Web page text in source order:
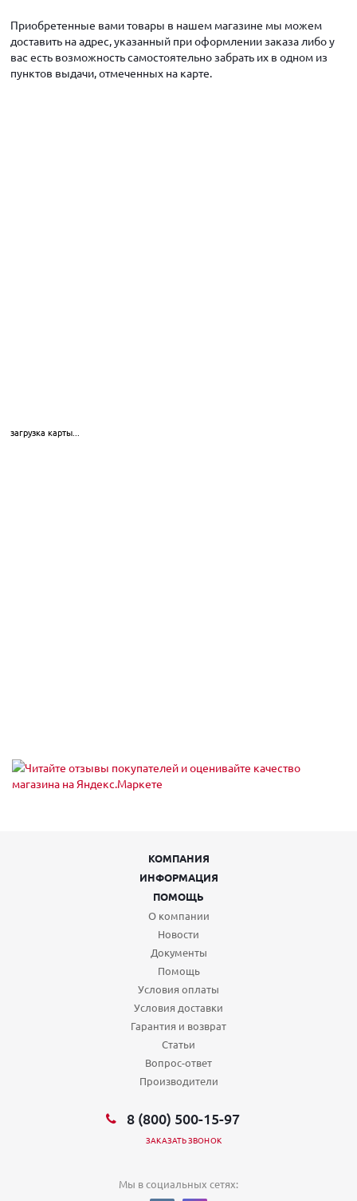
Приобретенные вами товары в нашем магазине мы можем
доставить на адрес, указанный при оформлении заказа либо у
вас есть возможность самостоятельно забрать их в одном из
пунктов выдачи, отмеченных на карте.
загрузка карты...
КОМПАНИЯ
ИНФОРМАЦИЯ
ПОМОЩЬ
О компании
Новости
Документы
Помощь
Условия оплаты
Условия доставки
Гарантия и возврат
Статьи
Вопрос-ответ
Производители
8 (800) 500-15-97
ЗАКАЗАТЬ ЗВОНОК
Мы в социальных сетях: